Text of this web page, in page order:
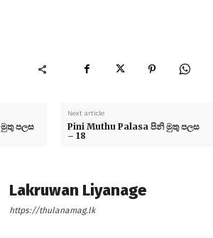
මුතු පලස
Next article
Pini Muthu Palasa පිනි මුතු පලස
– 18
Lakruwan Liyanage
https://thulanamag.lk